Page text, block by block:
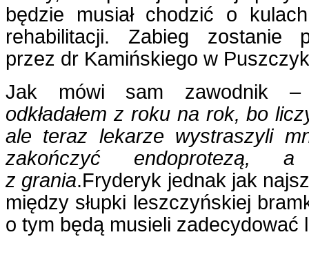
będzie musiał chodzić o
rehabilitacji. Zabieg zostanie
przez dr Kamińskiego w
Jak mówi sam zawodnik
odkładałem z roku na rok, bo
ale teraz lekarze wystraszyli
zakończyć
z grania.Fryderyk jednak jak
między słupki leszczyńskiej
o tym będą musieli zadecydować